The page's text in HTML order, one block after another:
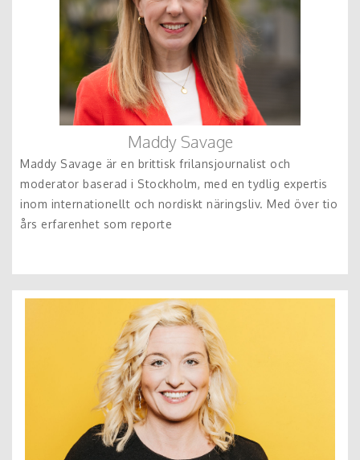
Maddy Savage
Maddy Savage är en brittisk frilansjournalist och
moderator baserad i Stockholm, med en tydlig expertis
inom internationellt och nordiskt näringsliv. Med över tio
års erfarenhet som reporte